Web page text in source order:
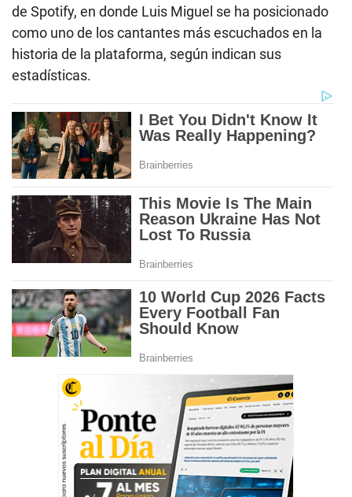
de Spotify, en donde Luis Miguel se ha posicionado
como uno de los cantantes más escuchados en la
historia de la plataforma, según indican sus
estadísticas.